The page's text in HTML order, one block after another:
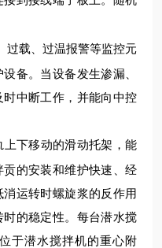
过载、过温报警等监控元
备。当设备发生渗漏、
中断工作，并能向中控
上下移动的滑动托架，能
贡的安装和维护快速、经
运转时螺旋浆的反作用
时的稳定性。每台潜水搅
于潜水搅拌机的重心附